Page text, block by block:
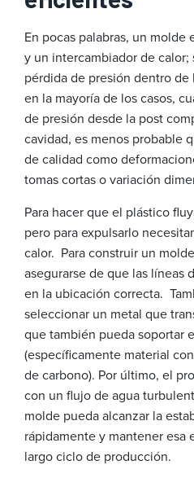
En pocas palabras, un
y un intercambiador de calor;
pérdida de presión dentro de
en la mayoría de los casos,
de presión desde la post
cavidad, es menos probable
de calidad como
tomas cortas o variación
Para hacer que el plástico
pero para expulsarlo
calor. Para construir un
asegurarse de que las líneas
en la ubicación correcta.
seleccionar un metal que
que también pueda soportar
(específicamente material
de carbono). Por último, el
con un flujo de agua
molde pueda alcanzar la
rápidamente y mantener esa
largo ciclo de producción.